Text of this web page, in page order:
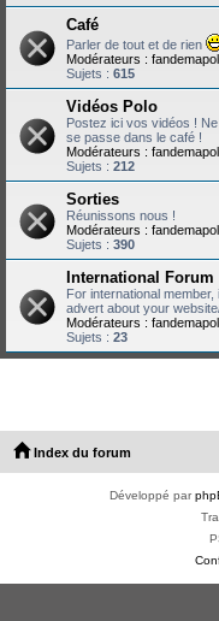
Café
Parler de tout et de rien
Modérateurs :
Sujets : 615
Vidéos Polo
Postez ici vos vidéos !
se passe dans le café !
Modérateurs :
Sujets : 212
Sorties
Réunissons nous !
Modérateurs :
Sujets : 390
International Forum
For international
advert about your
Modérateurs :
Sujets : 23
Index du forum
Développé par